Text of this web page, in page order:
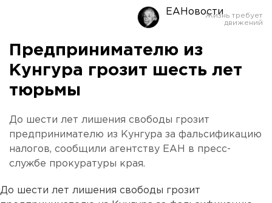
ЕАНовости
Предпринимателю из
Кунгура грозит шесть лет
тюрьмы
До шести лет лишения свободы грозит
предпринимателю из Кунгура за фальсификацию
налогов, сообщили агентству ЕАН в пресс-
службе прокуратуры края.
До шести лет лишения свободы грозит